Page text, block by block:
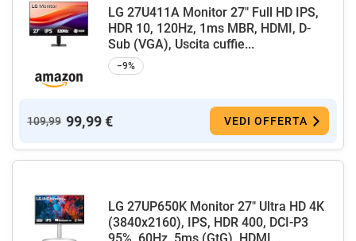
LG 27U411A Monitor 27" Full HD IPS,
HDR 10, 120Hz, 1ms MBR, HDMI, D-
Sub (VGA), Uscita cuffie...
−9%
109,99 99,99 € VEDI OFFERTA
LG 27UP650K Monitor 27" Ultra HD 4K
(3840x2160), IPS, HDR 400, DCI-P3